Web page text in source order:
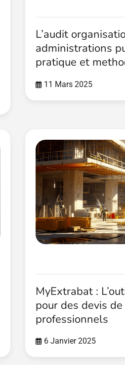
L’audit
administrations
pratique et
11 Mars 2025
MyExtrabat :
pour des devis
professionnels
6 Janvier 2025